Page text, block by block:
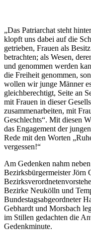
„Das Patriarchat steht
klopft uns dabei auf die
getrieben, Frauen als
betrachten; als Wesen,
und genommen werden
die Freiheit genommen,
wollen wir junge Männer
gleichberechtigt, Seite an
mit Frauen in dieser
zusammenarbeiten, mit
Geschlechts“. Mit diesen
das Engagement der
Rede mit den Worten
vergessen!“
Am Gedenken nahm
Bezirksbürgermeister Jörn
Bezirke Neukölln und
Bundestagsabgeordneter
Gebhardt und Morsbach
im Stillen gedachten die
Gedenkminute.